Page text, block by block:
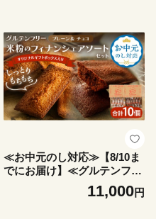
≪お中元のし対応≫【8/10ま
でにお届け】≪グルテンフリ
ー≫米粉のフィナンシェ アソ
ートセット(計10個) スイーツ
11,000円